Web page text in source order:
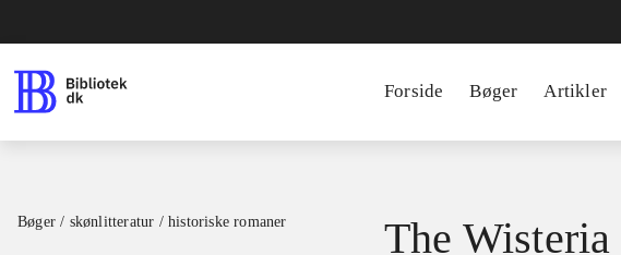
Forside Bøger Artikler
Bøger / skønlitteratur / historiske romaner
The